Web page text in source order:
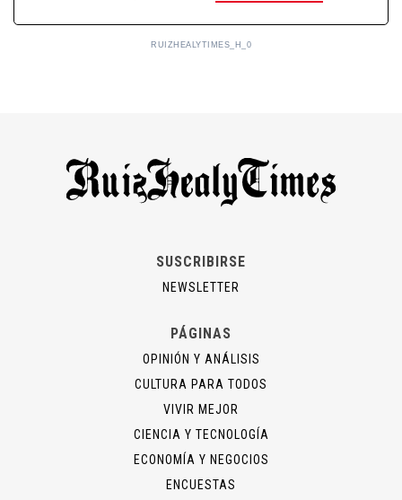
RUIZHEALYTIMES_H_0
SUSCRIBIRSE
NEWSLETTER
PÁGINAS
OPINIÓN Y ANÁLISIS
CULTURA PARA TODOS
VIVIR MEJOR
CIENCIA Y TECNOLOGÍA
ECONOMÍA Y NEGOCIOS
ENCUESTAS